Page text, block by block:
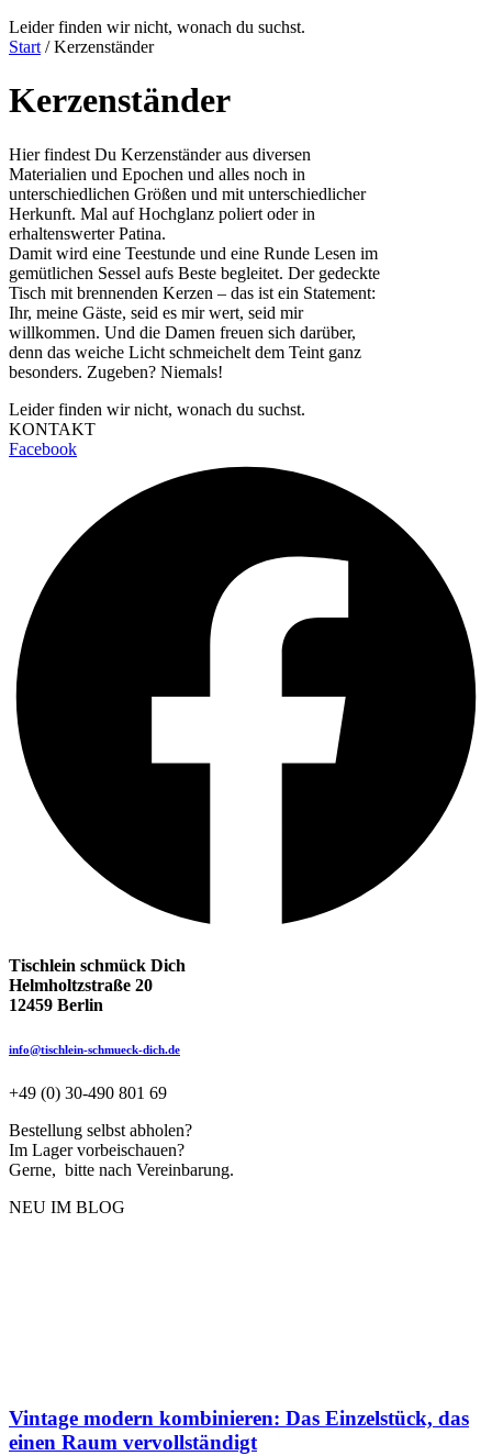
Leider finden wir nicht, wonach du suchst.
Start / Kerzenständer
Kerzenständer
Hier findest Du Kerzenständer aus diversen
Materialien und Epochen und alles noch in
unterschiedlichen Größen und mit unterschiedlicher
Herkunft. Mal auf Hochglanz poliert oder in
erhaltenswerter Patina.
Damit wird eine Teestunde und eine Runde Lesen im
gemütlichen Sessel aufs Beste begleitet. Der gedeckte
Tisch mit brennenden Kerzen – das ist ein Statement:
Ihr, meine Gäste, seid es mir wert, seid mir
willkommen. Und die Damen freuen sich darüber,
denn das weiche Licht schmeichelt dem Teint ganz
besonders. Zugeben? Niemals!
Leider finden wir nicht, wonach du suchst.
KONTAKT
Facebook
Tischlein schmück Dich
Helmholtzstraße 20
12459 Berlin
info@tischlein-schmueck-dich.de
+49 (0) 30-490 801 69
Bestellung selbst abholen?
Im Lager vorbeischauen?
Gerne, bitte nach Vereinbarung.
NEU IM BLOG
Vintage modern kombinieren: Das Einzelstück, das
einen Raum vervollständigt